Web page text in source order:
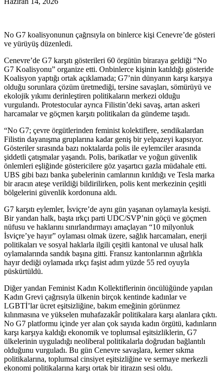
No G7 koalisyonunun çağrısıyla on binlerce kişi Cenevre’de gösteri
ve yürüyüş düzenledi.
Cenevre’de G7 karşıtı gösterileri 60 örgütün biraraya geldiği “No
G7 Koalisyonu” organize etti. Onbinlerce kişinin katıldığı gösteride
Koalisyon yaptığı ortak açıklamada; G7’nin dünyanın karşı karşıya
olduğu sorunlara çözüm üretmediği, tersine savaşları, sömürüyü ve
ekolojik yıkımı derinleştiren politikaların merkezi olduğu
vurgulandı. Protestocular ayrıca Filistin’deki savaş, artan askeri
harcamalar ve göçmen karşıtı politikaları da gündeme taşıdı.
“No G7; çevre örgütlerinden feminist kolektiflere, sendikalardan
Filistin dayanışma gruplarına kadar geniş bir yelpazeyi kapsıyor.
Gösteriler sırasında bazı noktalarda polis ile eylemciler arasında
şiddetli çatışmalar yaşandı. Polis, barikatlar ve yoğun güvenlik
önlemleri eşliğinde göstericilere göz yaşartıcı gazla müdahale etti.
UBS gibi bazı banka şubelerinin camlarının kırıldığı ve Tesla marka
bir aracın ateşe verildiği bildirilirken, polis kent merkezinin çeşitli
bölgelerini güvenlik kordonuna aldı.
G7 karşıtı eylemler, İsviçre’de aynı gün yaşanan oylamayla kesişti.
Bir yandan halk, başta ırkçı parti UDC/SVP’nin göçü ve göçmen
nüfusu ve haklarını sınırlandırmayı amaçlayan “10 milyonluk
İsviçre’ye hayır” oylaması olmak üzere, sağlık harcamaları, enerji
politikaları ve sosyal haklarla ilgili çeşitli kantonal ve ulusal halk
oylamalarında sandık başına gitti. Fransız kantonlarının ağırlıkla
hayır dediği oylamada ırkçı faşist adım yüzde 55 red oyuyla
püskürtüldü.
Diğer yandan Feminist Kadın Kollektiflerinin öncülüğünde yapılan
Kadın Grevi çağrısıyla ülkenin birçok kentinde kadınlar ve
LGBTİ’lar ücret eşitsizliğine, bakım emeğinin görünmez
kılınmasına ve yükselen muhafazakâr politikalara karşı alanlara çıktı.
No G7 platformu içinde yer alan çok sayıda kadın örgütü, kadınların
karşı karşıya kaldığı ekonomik ve toplumsal eşitsizliklerin, G7
ülkelerinin uyguladığı neoliberal politikalarla doğrudan bağlantılı
olduğunu vurguladı. Bu gün Cenevre savaşlara, kemer sıkma
politikalarına, toplumsal cinsiyet eşitsizliğine ve sermaye merkezli
ekonomi politikalarına karşı ortak bir itirazın sesi oldu.